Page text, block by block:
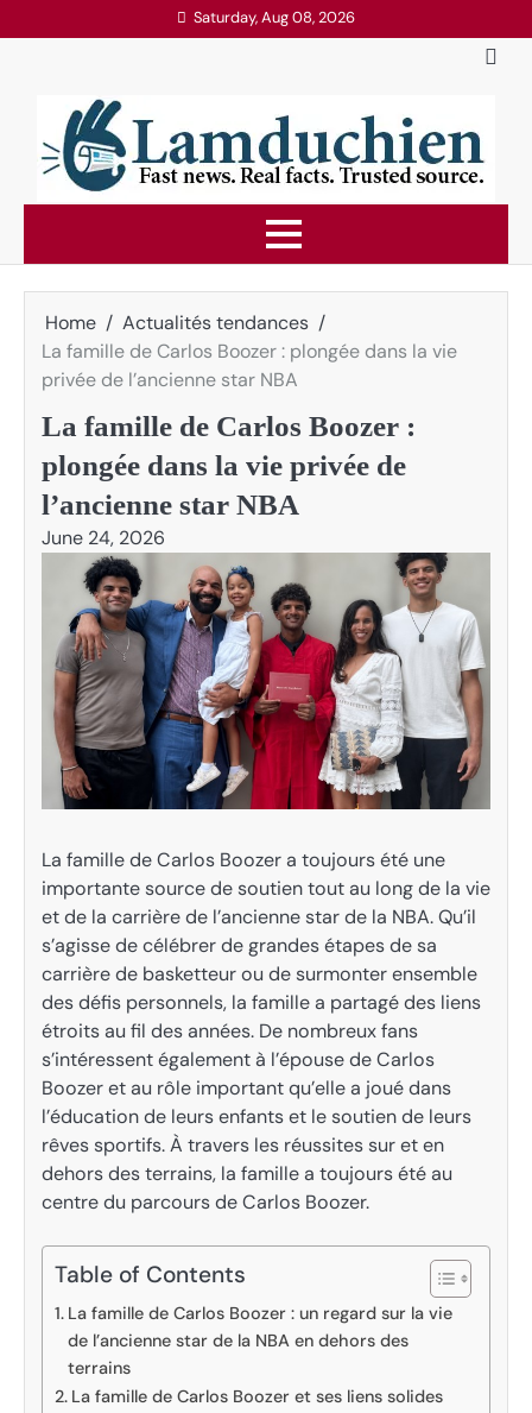
to
Saturday, Aug 08, 2026
Home
Actualités tendances
La famille de Carlos Boozer : plongée dans la vie
privée de l’ancienne star NBA
La famille de Carlos Boozer :
plongée dans la vie privée de
l’ancienne star NBA
June 24, 2026
La famille de Carlos Boozer a toujours été une
importante source de soutien tout au long de la vie
et de la carrière de l’ancienne star de la NBA. Qu’il
s’agisse de célébrer de grandes étapes de sa
carrière de basketteur ou de surmonter ensemble
des défis personnels, la famille a partagé des liens
étroits au fil des années. De nombreux fans
s’intéressent également à l’épouse de Carlos
Boozer et au rôle important qu’elle a joué dans
l’éducation de leurs enfants et le soutien de leurs
rêves sportifs. À travers les réussites sur et en
dehors des terrains, la famille a toujours été au
centre du parcours de Carlos Boozer.
Table of Contents
La famille de Carlos Boozer : un regard sur la vie
de l’ancienne star de la NBA en dehors des
terrains
La famille de Carlos Boozer et ses liens solides